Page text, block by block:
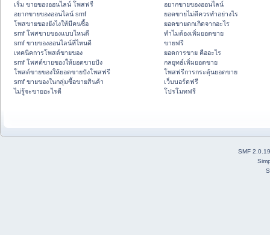
เริ่ม ขายของออนไลน์ โพสฟรี
อยากขายของออนไลน์ smf
โพสขายของยังไงให้มีคนซื้อ
smf โพสขายของแบบไหนดี
smf ขายของออนไลน์ที่ไหนดี
เทคนิคการโพสต์ขายของ
smf โพสต์ขายของให้ยอดขายปัง
โพสต์ขายของให้ยอดขายปังโพสฟรี
smf ขายของในกลุ่มซื้อขายสินค้า
ไม่รู้จะขายอะไรดี
อยากขายของออนไลน์
ยอดขายไม่ดีควรทำอย่างไร
ยอดขายตกเกิดจากอะไร
ทำไมต้องเพิ่มยอดขาย
ขายฟรี
ยอดการขาย คืออะไร
กลยุทธ์เพิ่มยอดขาย
โพสฟรีการกระตุ้นยอดขาย
เว็บบอร์ดฟรี
โปรโมทฟรี
SMF 2.0.19